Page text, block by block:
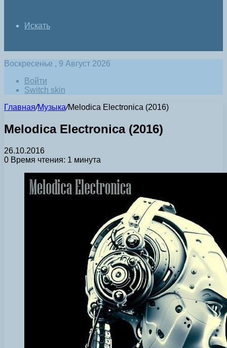
Искать
Воскресенье , 9 Август 2026
Войти
Switch skin
Главная/Музыка/Melodica Electronica (2016)
Melodica Electronica (2016)
26.10.2016
0 Время чтения: 1 минута